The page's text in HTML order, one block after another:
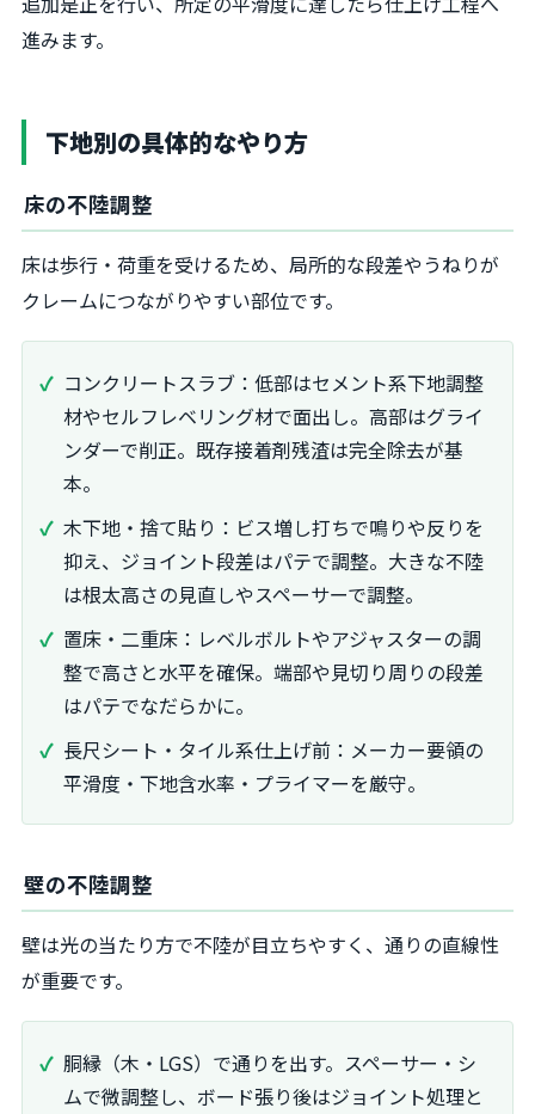
進みます。
下地別の具体的なやり方
床の不陸調整
床は歩行・荷重を受けるため、局所的な段差やうねりが
クレームにつながりやすい部位です。
コンクリートスラブ：低部はセメント系下地調整
材やセルフレベリング材で面出し。高部はグライ
ンダーで削正。既存接着剤残渣は完全除去が基
本。
木下地・捨て貼り：ビス増し打ちで鳴りや反りを
抑え、ジョイント段差はパテで調整。大きな不陸
は根太高さの見直しやスペーサーで調整。
置床・二重床：レベルボルトやアジャスターの調
整で高さと水平を確保。端部や見切り周りの段差
はパテでなだらかに。
長尺シート・タイル系仕上げ前：メーカー要領の
平滑度・下地含水率・プライマーを厳守。
壁の不陸調整
壁は光の当たり方で不陸が目立ちやすく、通りの直線性
が重要です。
胴縁（木・LGS）で通りを出す。スペーサー・シ
ムで微調整し、ボード張り後はジョイント処理と